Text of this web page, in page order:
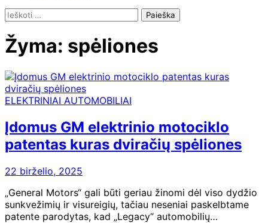
Ieškoti:
Žyma: spėliones
ELEKTRINIAI AUTOMOBILIAI
Įdomus GM elektrinio motociklo
patentas kuras dviračių spėliones
22 birželio, 2025
„General Motors“ gali būti geriau žinomi dėl viso dydžio
sunkvežimių ir visureigių, tačiau neseniai paskelbtame
patente parodytas, kad „Legacy“ automobilių…